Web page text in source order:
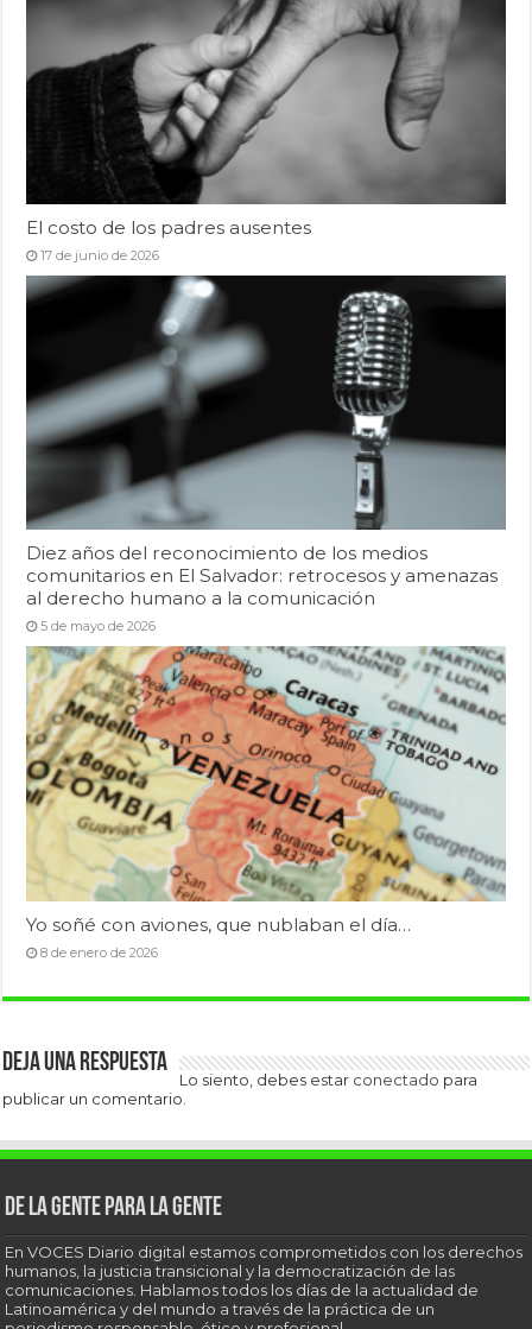
El costo de los padres ausentes
17 de junio de 2026
Diez años del reconocimiento de los medios
comunitarios en El Salvador: retrocesos y amenazas
al derecho humano a la comunicación
5 de mayo de 2026
Yo soñé con aviones, que nublaban el día…
8 de enero de 2026
Deja una respuesta
Lo siento, debes estar conectado para
publicar un comentario.
De la gente para la gente
En VOCES Diario digital estamos comprometidos con los derechos
humanos, la justicia transicional y la democratización de las
comunicaciones. Hablamos todos los días de la actualidad de
Latinoamérica y del mundo a través de la práctica de un